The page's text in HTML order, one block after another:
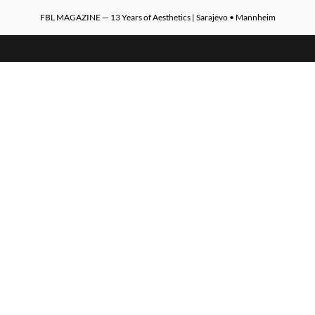
FBL MAGAZINE — 13 Years of Aesthetics | Sarajevo • Mannheim